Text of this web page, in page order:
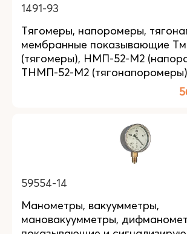
1491-93
Тягомеры, напоромеры,
мембранные показывающие
(тягомеры), НМП-52-М2
ТНМП-52-М2 (тягонапоромеры)
59554-14
Манометры, вакуумметры,
мановакуумметры,